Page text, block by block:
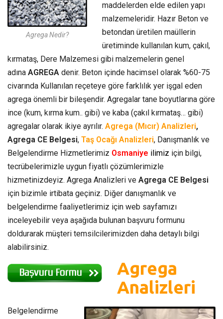
Agrega Nedir?
maddelerden elde edilen yapı
malzemeleridir. Hazır Beton ve
betondan üretilen maüllerin
üretiminde kullanılan kum, çakıl,
kırmataş, Dere Malzemesi gibi malzemelerin genel
adına AGREGA denir. Beton içinde hacimsel olarak %60-75
civarında Kullanılan reçeteye göre farklılık yer işgal eden
agrega önemli bir bileşendir. Agregalar tane boyutlarına göre
ince (kum, kırma kum.. gibi) ve kaba (çakıl kırmataş… gibi)
agregalar olarak ikiye ayrılır. Agrega (Mıcır) Analizleri,
Agrega CE Belgesi, Taş Ocağı Analizleri, Danışmanlık ve
Belgelendirme Hizmetlerimiz Osmaniye ilimiz için bilgi,
tecrübelerimizle uygun fiyatlı çözümlerimizle
hizmetinizdeyiz. Agrega Analizleri ve Agrega CE Belgesi
için bizimle irtibata geçiniz. Diğer danışmanlık ve
belgelendirme faaliyetlerimiz için web sayfamızı
inceleyebilir veya aşağıda bulunan başvuru formunu
doldurarak müşteri temsilcilerimizden daha detaylı bilgi
alabilirsiniz.
Agrega
Analizleri
Belgelendirme